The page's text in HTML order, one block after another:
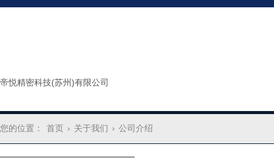
帝悦精密科技(苏州)有限公司
您的位置： 首页 › 关于我们 › 公司介绍